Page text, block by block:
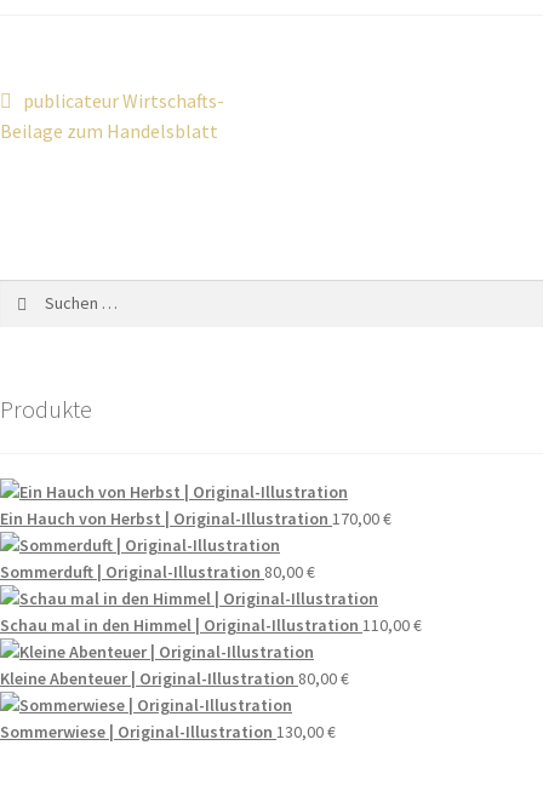
publicateur Wirtschafts-
Beilage zum Handelsblatt
Produkte
Ein Hauch von Herbst | Original-Illustration 170,00€
Sommerduft | Original-Illustration 80,00€
Schau mal in den Himmel | Original-Illustration 110,00€
Kleine Abenteuer | Original-Illustration 80,00€
Sommerwiese | Original-Illustration 130,00€